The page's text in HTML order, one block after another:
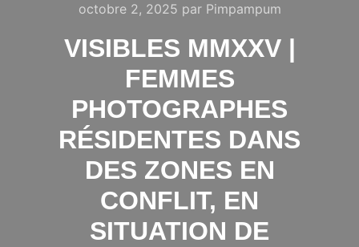
octobre 2, 2025 par Pimpampum
VISIBLES MMXXV |
FEMMES
PHOTOGRAPHES
RÉSIDENTES DANS
DES ZONES EN
CONFLIT, EN
SITUATION DE